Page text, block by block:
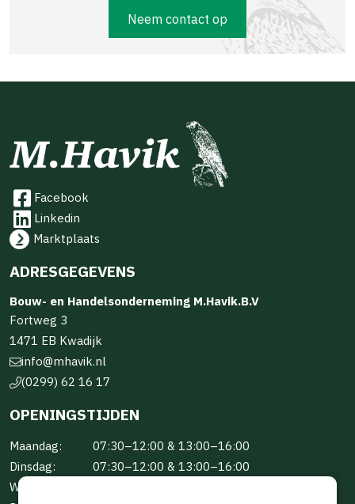
Neem contact op
Facebook
Linkedin
Marktplaats
ADRESGEGEVENS
Bouw- en Handelsonderneming M.Havik.B.V
Fortweg 3
1471 EB Kwadijk
info@mhavik.nl
(0299) 62 16 17
OPENINGSTIJDEN
Maandag:
07:30–12:00 & 13:00–16:00
Dinsdag:
07:30–12:00 & 13:00–16:00
Woensdag: